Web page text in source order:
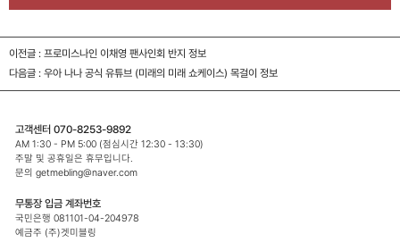
이전글 : 프로미스나인 이채영 팬사인회 반지 정보
다음글 : 우아 나나 공식 유튜브 (미래의 미래 쇼케이스) 목걸이 정보
고객센터 070-8253-9892
AM 1:30 - PM 5:00 (점심시간 12:30 - 13:30)
주말 및 공휴일은 휴무입니다.
문의 getmebling@naver.com
무통장 입금 계좌번호
국민은행 081101-04-204978
예금주 (주)겟미블링